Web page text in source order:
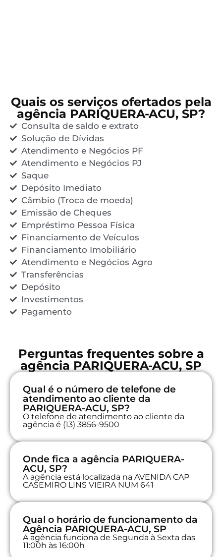
Quais os serviços ofertados pela
agência PARIQUERA-ACU, SP?
Consulta de saldo e extrato
Solução de Dívidas
Atendimento e Negócios PF
Atendimento e Negócios PJ
Saque
Depósito Imediato
Câmbio (Troca de moeda)
Emissão de Cheques
Empréstimo Pessoa Física
Financiamento de Veículos
Financiamento Imobiliário
Atendimento e Negócios Agro
Transferências
Depósito
Investimentos
Pagamento
Perguntas frequentes sobre a
agência PARIQUERA-ACU, SP
Qual é o número de telefone de
atendimento ao cliente da
PARIQUERA-ACU, SP?
O telefone de atendimento ao cliente da
agência é (13) 3856-9500
Onde fica a agência PARIQUERA-
ACU, SP?
A agência está localizada na AVENIDA CAP
CASEMIRO LINS VIEIRA NUM 641
Qual o horário de funcionamento da
Agência PARIQUERA-ACU, SP
A agência funciona de Segunda à Sexta das
11:00h às 16:00h